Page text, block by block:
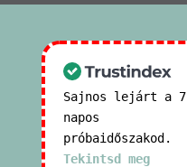
Sajnos lejárt a 7
napos
próbaidőszakod.
Tekintsd meg